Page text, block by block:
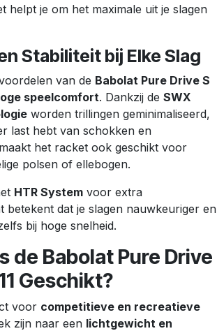
helpt je om het maximale uit je slagen
Stabiliteit bij Elke Slag
van de Babolat Pure Drive S
speelcomfort. Dankzij de SWX
worden trillingen geminimaliseerd,
last hebt van schokken en
het racket ook geschikt voor
polsen of ellebogen.
HTR System voor extra
betekent dat je slagen nauwkeuriger en
bij hoge snelheid.
de Babolat Pure Drive
Geschikt?
voor competitieve en recreatieve
zijn naar een lichtgewicht en